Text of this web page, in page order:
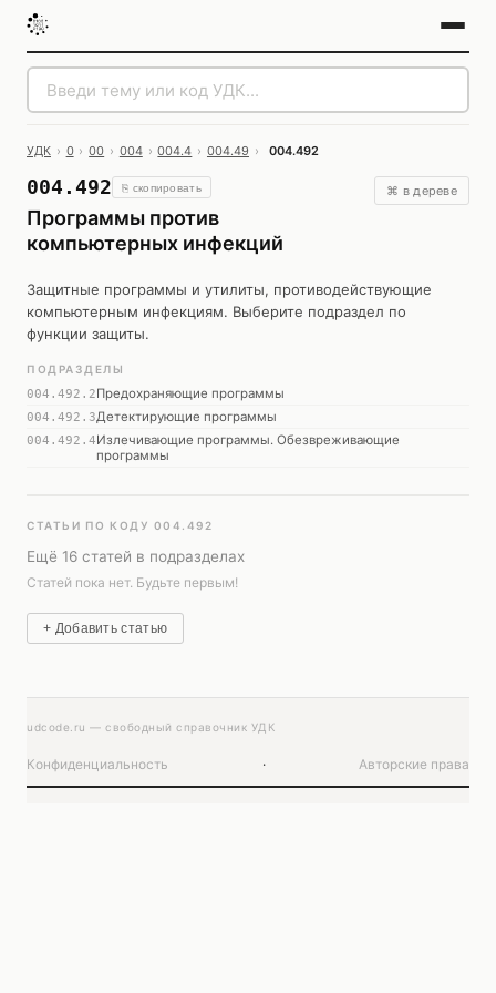
УДК › 0 › 00 › 004 › 004.4 › 004.49 › 004.492
004.492 ⎘ скопировать
Программы против
компьютерных инфекций
⌘ в дереве
Защитные программы и утилиты, противодействующие
компьютерным инфекциям. Выберите подраздел по
функции защиты.
ПОДРАЗДЕЛЫ
004.492.2Предохраняющие программы
004.492.3Детектирующие программы
004.492.4Излечивающие программы. Обезвреживающие
программы
СТАТЬИ ПО КОДУ 004.492
Ещё 16 статей в подразделах
Статей пока нет. Будьте первым!
+ Добавить статью
udcode.ru — свободный справочник УДК
Конфиденциальность · Авторские права